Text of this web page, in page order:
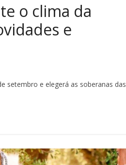
o clima da
e
setembro e elegerá as soberanas das